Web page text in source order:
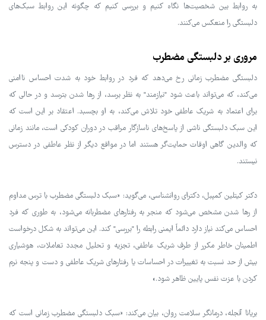
به روابط بین شخصیت‌ها نگاه کنیم و بررسی کنیم که چگونه این روابط سبک‌های
دلبستگی را منعکس می‌کنند.
مروری بر دلبستگی مضطرب
دلبستگی مضطرب زمانی رخ می‌دهد که فرد در روابط خود به شدت احساس ناامنی
می‌کند، که می‌تواند باعث شود "نیازمند" به نظر برسد، از رها شدن بترسد و در حالی که
برای اعتماد به شریک عاطفی خود تلاش می‌کند، به او بچسبد. اعتقاد بر این است که
این سبک دلبستگی ناشی از پاسخ‌های ناسازگار مراقب در دوران کودکی است، مانند زمانی
که والدین گاهی اوقات حمایت‌گر هستند اما در مواقع دیگر از نظر عاطفی در دسترس
نیستند.
دکتر کیتلین کمپبل، دکترای روانشناسی، می‌گوید: «سبک دلبستگی مضطرب با ترس مداوم
از رها شدن مشخص می‌شود که منجر به رفتارهای مضطربانه می‌شود، به طوری که فرد
احساس می‌کند نیاز دارد دائماً ایمنی رابطه را "بررسی" کند. این می‌تواند به شکل درخواست
اطمینان خاطر مکرر از طرف شریک عاطفی، تجزیه و تحلیل مجدد تعاملات، هوشیاری
بیش از حد نسبت به تغییرات در احساسات یا رفتارهای شریک عاطفی و دست و پنجه نرم
کردن با عزت نفس پایین ظاهر شود.»
بریانا آنجله، درمانگر سلامت روان، بیان می‌کند: «سبک دلبستگی مضطرب زمانی است که